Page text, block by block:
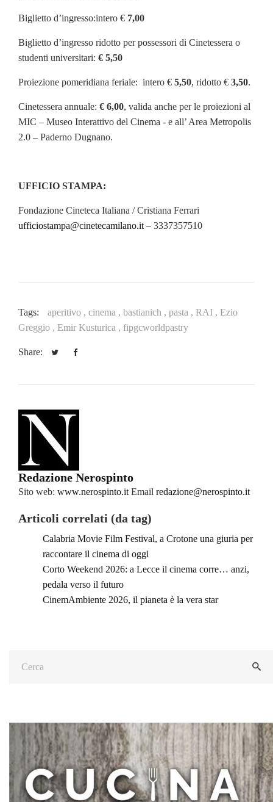
Biglietto d’ingresso:intero € 7,00
Biglietto d’ingresso ridotto per possessori di Cinetessera o
studenti universitari: € 5,50
Proiezione pomeridiana feriale: intero € 5,50, ridotto € 3,50.
Cinetessera annuale: € 6,00, valida anche per le proiezioni al
MIC – Museo Interattivo del Cinema - e all’ Area Metropolis
2.0 – Paderno Dugnano.
UFFICIO STAMPA:
Fondazione Cineteca Italiana / Cristiana Ferrari
ufficiostampa@cinetecamilano.it – 3337357510
Tags: aperitivo , cinema , bastianich , pasta , RAI , Ezio
Greggio , Emir Kusturica , fipgcworldpastry
Share:
Redazione Nerospinto
Sito web: www.nerospinto.it Email redazione@nerospinto.it
Articoli correlati (da tag)
Calabria Movie Film Festival, a Crotone una giuria per
raccontare il cinema di oggi
Corto Weekend 2026: a Lecce il cinema corre… anzi,
pedala verso il futuro
CinemAmbiente 2026, il pianeta è la vera star